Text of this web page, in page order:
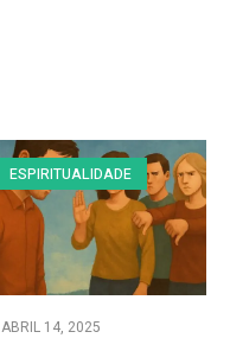
ESPIRITUALIDADE
ABRIL 14, 2025